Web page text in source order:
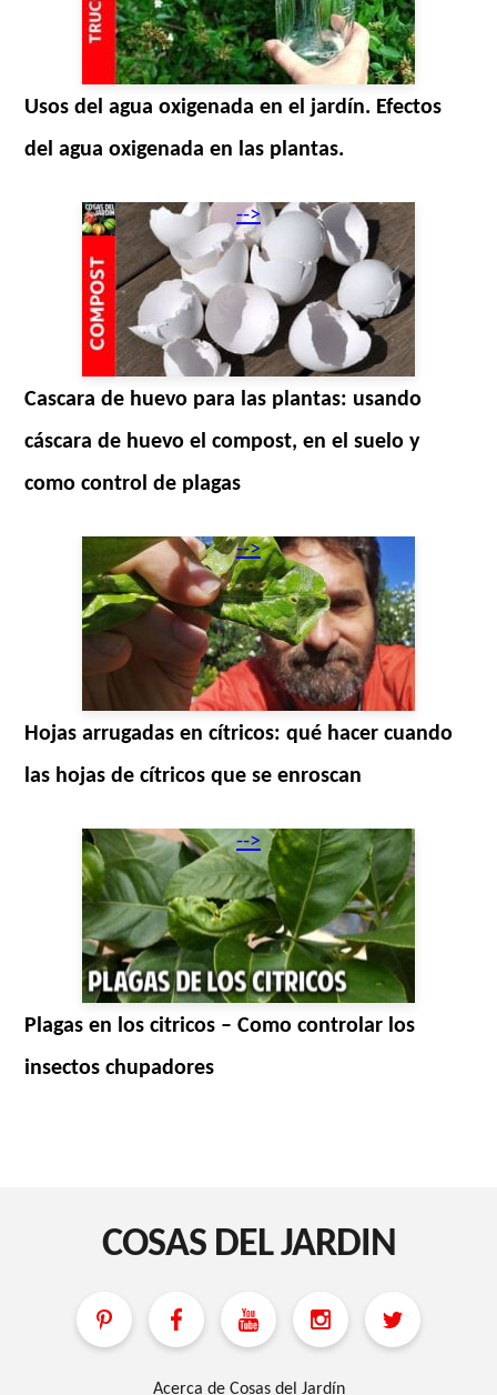
Usos del agua oxigenada en el jardín. Efectos
del agua oxigenada en las plantas.
-->
Cascara de huevo para las plantas: usando
cáscara de huevo el compost, en el suelo y
como control de plagas
-->
Hojas arrugadas en cítricos: qué hacer cuando
las hojas de cítricos que se enroscan
-->
Plagas en los citricos – Como controlar los
insectos chupadores
COSAS DEL JARDIN
Acerca de Cosas del Jardín